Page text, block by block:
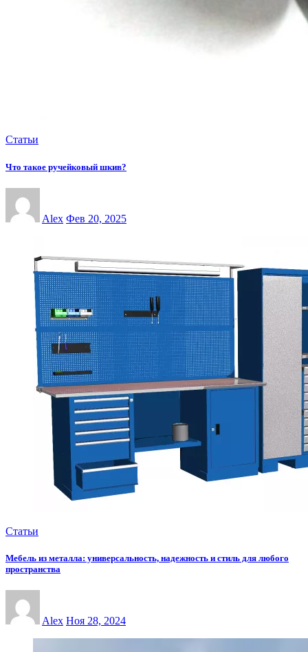
Статьи
Что такое ручейковый шкив?
Alex Фев 20, 2025
Статьи
Мебель из металла: универсальность, надежность и стиль для любого
пространства
Alex Ноя 28, 2024